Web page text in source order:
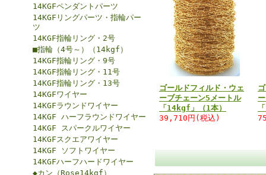
14KGFペンダントパーツ
14KGFリングパーツ・指輪パー
ツ
14KGF指輪リング・2号
■指輪（4号～）（14kgf）
14KGF指輪リング・9号
14KGF指輪リング・11号
14KGF指輪リング・13号
14KGFワイヤー
14KGFラウンドワイヤー
14KGF ハーフラウンドワイヤー
14KGF スパークルワイヤー
14KGFスクエアワイヤー
14KGF ソフトワイヤー
14KGFハーフハードワイヤー
◆カン（Rose14kgf）
ゴールドフィルド・ウェ
ーブチェーン5メートル
「14kgf」（1本）
39,710円(税込)